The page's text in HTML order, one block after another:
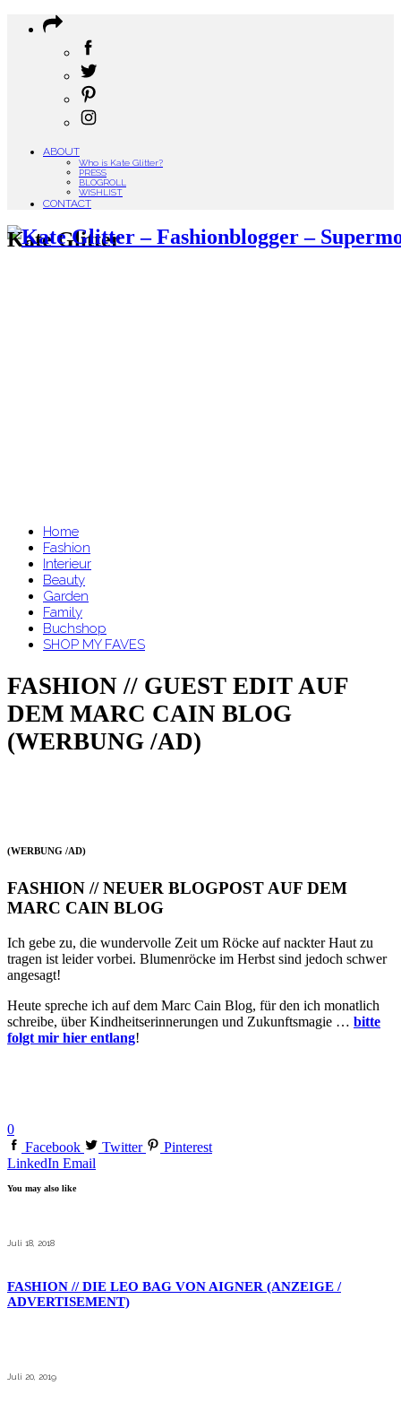
ABOUT
Who is Kate Glitter?
PRESS
BLOGROLL
WISHLIST
CONTACT
Kate Glitter
Home
Fashion
Interieur
Beauty
Garden
Family
Buchshop
SHOP MY FAVES
FASHION // GUEST EDIT AUF
DEM MARC CAIN BLOG
(WERBUNG /AD)
(WERBUNG /AD)
FASHION // NEUER BLOGPOST AUF DEM
MARC CAIN BLOG
Ich gebe zu, die wundervolle Zeit um Röcke auf nackter Haut zu
tragen ist leider vorbei. Blumenröcke im Herbst sind jedoch schwer
angesagt!
Heute spreche ich auf dem Marc Cain Blog, für den ich monatlich
schreibe, über Kindheitserinnerungen und Zukunftsmagie … bitte
folgt mir hier entlang!
0
Facebook
Twitter
Pinterest
LinkedIn Email
You may also like
Juli 18, 2018
FASHION // DIE LEO BAG VON AIGNER (ANZEIGE /
ADVERTISEMENT)
Juli 20, 2019